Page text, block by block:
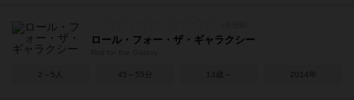
ロール・フォー・ザ・ギャラクシー
2～5人 45～55分 13歳～ 2014年